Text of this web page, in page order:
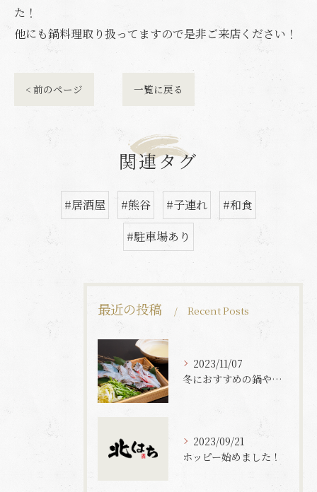
た！
他にも鍋料理取り扱ってますので是非ご来店ください！
< 前のページ 一覧に戻る
関連タグ
#居酒屋 #熊谷 #子連れ
#和食
#駐車場あり
最近の投稿 Recent Posts
2023/11/07
冬におすすめの鍋やってます！
2023/09/21
ホッピー始めました！